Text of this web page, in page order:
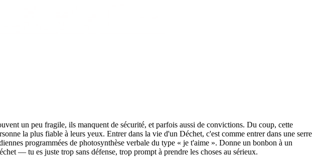
un peu fragile, ils manquent de sécurité, et parfois aussi de convictions. Du coup, cette
la plus fiable à leurs yeux. Entrer dans la vie d'un Déchet, c'est comme entrer dans une serre
programmées de photosynthèse verbale du type « je t'aime ». Donne un bonbon à un
— tu es juste trop sans défense, trop prompt à prendre les choses au sérieux.